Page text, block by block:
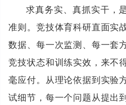
求真务实、真抓实干，
准则。竞技体育科研直面实
数据、每一次监测、每一套
竞技状态和训练实效，来不
毫应付。从理论依据到实验
试细节，每一个问题从提出